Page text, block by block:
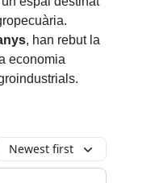
, han rebut la
economia
Newest first